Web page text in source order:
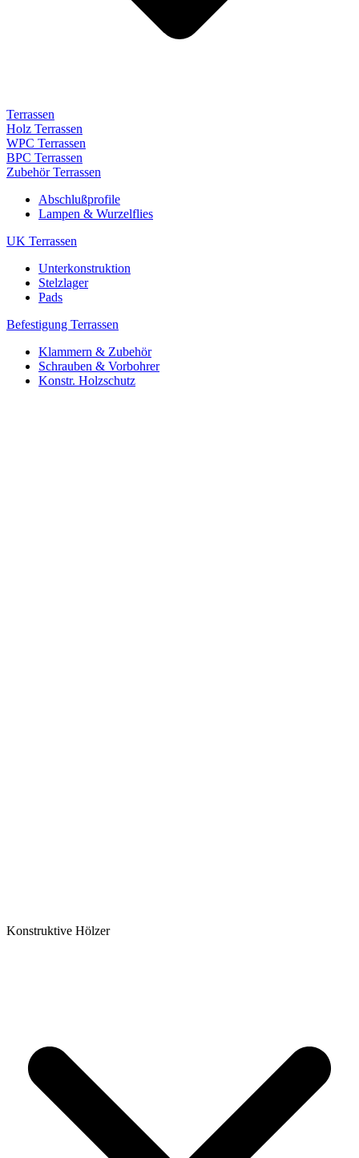
Terrassen
Holz Terrassen
WPC Terrassen
BPC Terrassen
Zubehör Terrassen
Abschlußprofile
Lampen & Wurzelflies
UK Terrassen
Unterkonstruktion
Stelzlager
Pads
Befestigung Terrassen
Klammern & Zubehör
Schrauben & Vorbohrer
Konstr. Holzschutz
Konstruktive Hölzer